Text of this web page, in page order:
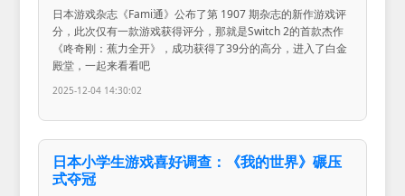
日本游戏杂志《Fami通》公布了第 1907 期杂志的新作游戏评
分，此次仅有一款游戏获得评分，那就是Switch 2的首款杰作
《咚奇刚：蕉力全开》，成功获得了39分的高分，进入了白金
殿堂，一起来看看吧
2025-12-04 14:30:02
日本小学生游戏喜好调查：《我的世界》碾压
式夺冠